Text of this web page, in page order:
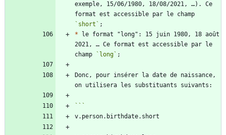
exemple, 15/06/1980, 18/08/2021, …). Ce
`short`
* le format "long": 15 juin 1980, 18 août
2021, … Ce format est accessible par le
champ
`long`
Donc, pour insérer la date de naissance,